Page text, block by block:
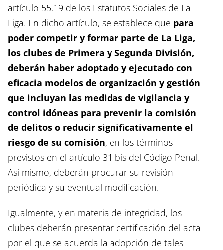
artículo 55.19 de los Estatutos Sociales de La
Liga. En dicho artículo, se establece que para
poder competir y formar parte de La Liga,
los clubes de Primera y Segunda División,
deberán haber adoptado y ejecutado con
eficacia modelos de organización y gestión
que incluyan las medidas de vigilancia y
control idóneas para prevenir la comisión
de delitos o reducir significativamente el
riesgo de su comisión, en los términos
previstos en el artículo 31 bis del Código Penal.
Así mismo, deberán procurar su revisión
periódica y su eventual modificación.
Igualmente, y en materia de integridad, los
clubes deberán presentar certificación del acta
por el que se acuerda la adopción de tales